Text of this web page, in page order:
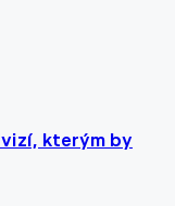
kterým by